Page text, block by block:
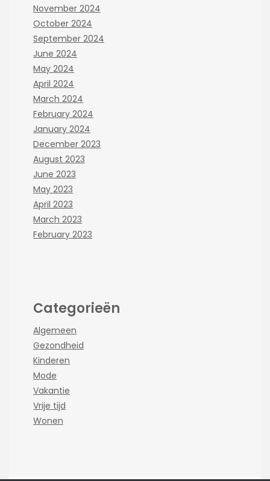
November 2024
October 2024
September 2024
June 2024
May 2024
April 2024
March 2024
February 2024
January 2024
December 2023
August 2023
June 2023
May 2023
April 2023
March 2023
February 2023
Categorieën
Algemeen
Gezondheid
Kinderen
Mode
Vakantie
Vrije tijd
Wonen